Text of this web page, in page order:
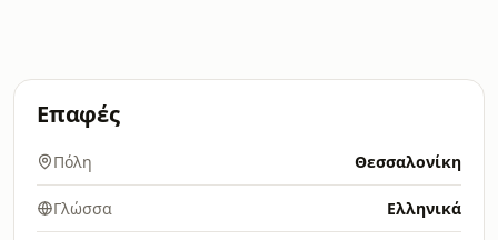
Επαφές
Πόλη Θεσσαλονίκη
Γλώσσα Ελληνικά